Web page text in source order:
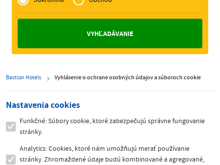
Zakelijk
Bastion Hotels Vyhlásenie o ochrane osobných údajov a súboroch cookie
Nastavenia cookies
Funkčné: Súbory cookie, ktoré zabezpečujú správne fungovanie
stránky.
Analytics: Cookies, ktoré nám umožňujú merať používanie
stránky. Zhromaždené údaje budú kombinované a agregované,